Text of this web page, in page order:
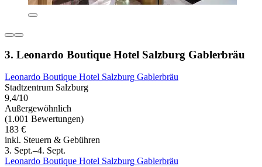
3. Leonardo Boutique Hotel Salzburg Gablerbräu
Leonardo Boutique Hotel Salzburg Gablerbräu
Stadtzentrum Salzburg
9,4/10
Außergewöhnlich
(1.001 Bewertungen)
183 €
inkl. Steuern & Gebühren
3. Sept.–4. Sept.
Leonardo Boutique Hotel Salzburg Gablerbräu